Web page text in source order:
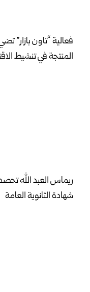
فعالية “تاون بازار”
المنتجة في تنشيط
ريماس العبد الله
شهادة الثانوية العامة